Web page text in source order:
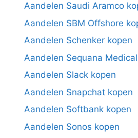
Aandelen Saudi Aramco
Aandelen SBM Offshore
Aandelen Schenker kopen
Aandelen Sequana
Aandelen Slack kopen
Aandelen Snapchat kopen
Aandelen Softbank kopen
Aandelen Sonos kopen